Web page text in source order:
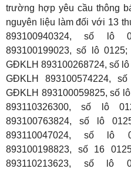
trường hợp yêu cầu thông
nguyên liệu làm đối với 13
893100940324, số lô
893100199023, số lô
GĐKLH 893100268724, số
GĐKLH 893100574224,
GĐKLH 893100059825, số
893110326300, số lô
893100763824, số lô
893110047024, số lô
893100198823, số 16
893110213623, số lô